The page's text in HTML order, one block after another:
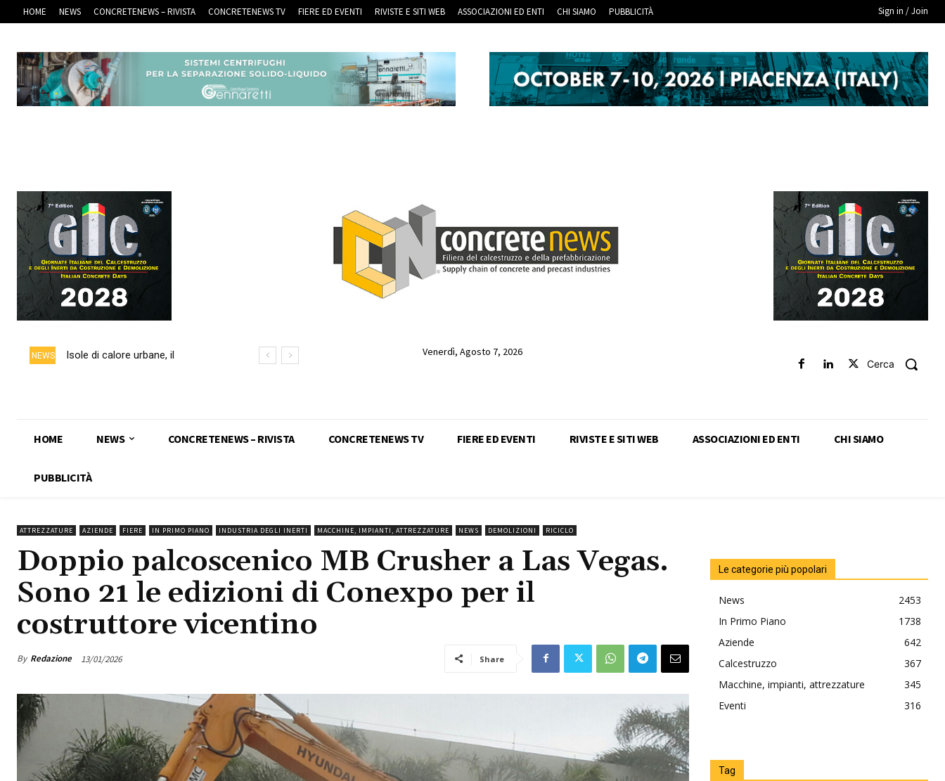
HOME NEWS CONCRETENEWS – RIVISTA CONCRETENEWS TV FIERE ED EVENTI RIVISTE E SITI WEB ASSOCIAZIONI ED ENTI CHI SIAMO PUBBLICITÀ Sign in / Join
NEWS
Isole di calore urbane, il
Venerdì, Agosto 7, 2026
Cerca
HOME NEWS CONCRETENEWS – RIVISTA CONCRETENEWS TV FIERE ED EVENTI RIVISTE E SITI WEB ASSOCIAZIONI ED ENTI CHI SIAMO
PUBBLICITÀ
ATTREZZATURE AZIENDE FIERE IN PRIMO PIANO INDUSTRIA DEGLI INERTI MACCHINE, IMPIANTI, ATTREZZATURE NEWS DEMOLIZIONI RICICLO
Doppio palcoscenico MB Crusher a Las Vegas.
Sono 21 le edizioni di Conexpo per il
costruttore vicentino
By Redazione 13/01/2026 Share
Le categorie più popolari
News
2453
In Primo Piano
1738
Aziende
642
Calcestruzzo
367
Macchine, impianti, attrezzature
345
Eventi
316
Tag